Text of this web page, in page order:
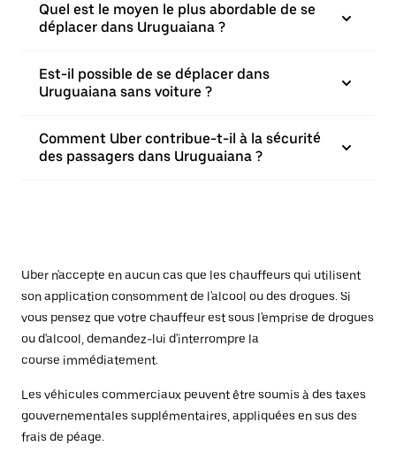
Quel est le moyen le plus abordable de se
déplacer dans Uruguaiana ?
Est-il possible de se déplacer dans
Uruguaiana sans voiture ?
Comment Uber contribue-t-il à la sécurité
des passagers dans Uruguaiana ?
Uber n'accepte en aucun cas que les chauffeurs qui utilisent
son application consomment de l'alcool ou des drogues. Si
vous pensez que votre chauffeur est sous l'emprise de drogues
ou d'alcool, demandez-lui d'interrompre la
course immédiatement.
Les véhicules commerciaux peuvent être soumis à des taxes
gouvernementales supplémentaires, appliquées en sus des
frais de péage.